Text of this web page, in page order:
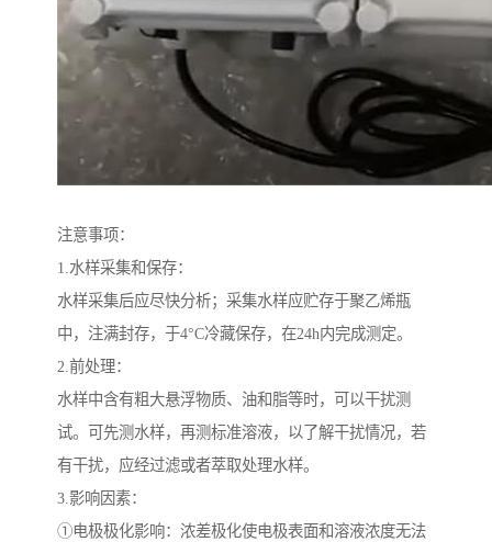
注意事项：
1.水样采集和保存：
水样采集后应尽快分析；采集水样应贮存于聚乙烯瓶
中，注满封存，于4°C冷藏保存，在24h内完成测定。
2.前处理：
水样中含有粗大悬浮物质、油和脂等时，可以干扰测
试。可先测水样，再测标准溶液，以了解干扰情况，若
有干扰，应经过滤或者萃取处理水样。
3.影响因素：
①电极极化影响：浓差极化使电极表面和溶液浓度无法